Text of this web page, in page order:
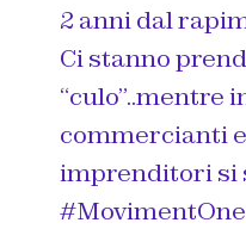
2 anni dal
Ci stanno
“culo”..mentre
commercianti
imprenditori si